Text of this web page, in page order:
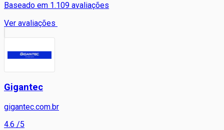
Baseado em 1.109 avaliações
Ver avaliações
Gigantec
gigantec.com.br
4.6 /5